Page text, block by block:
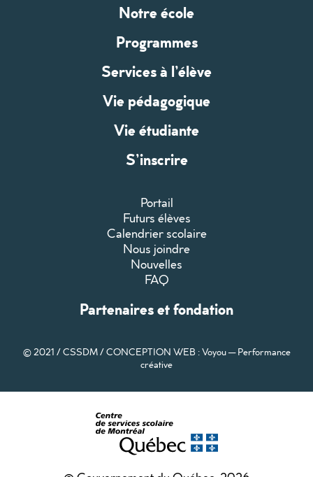
Notre école
Programmes
Services à l’élève
Vie pédagogique
Vie étudiante
S’inscrire
Portail
Futurs élèves
Calendrier scolaire
Nous joindre
Nouvelles
FAQ
Partenaires et fondation
© 2021 / CSSDM /CONCEPTION WEB : Voyou — Performance
créative